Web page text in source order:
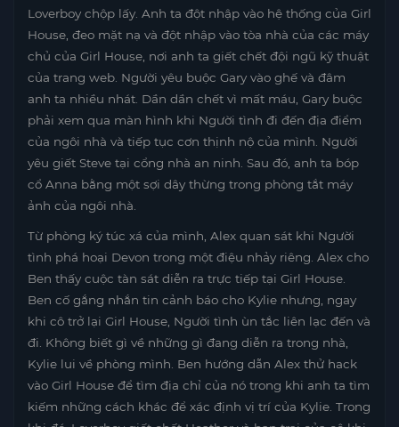
Loverboy chộp lấy. Anh ta đột nhập vào hệ thống của Girl
House, đeo mặt nạ và đột nhập vào tòa nhà của các máy
chủ của Girl House, nơi anh ta giết chết đội ngũ kỹ thuật
của trang web. Người yêu buộc Gary vào ghế và đâm
anh ta nhiều nhát. Dần dần chết vì mất máu, Gary buộc
phải xem qua màn hình khi Người tình đi đến địa điểm
của ngôi nhà và tiếp tục cơn thịnh nộ của mình. Người
yêu giết Steve tại cổng nhà an ninh. Sau đó, anh ta bóp
cổ Anna bằng một sợi dây thừng trong phòng tắt máy
ảnh của ngôi nhà.
Từ phòng ký túc xá của mình, Alex quan sát khi Người
tình phá hoại Devon trong một điệu nhảy riêng. Alex cho
Ben thấy cuộc tàn sát diễn ra trực tiếp tại Girl House.
Ben cố gắng nhắn tin cảnh báo cho Kylie nhưng, ngay
khi cô trở lại Girl House, Người tình ùn tắc liên lạc đến và
đi. Không biết gì về những gì đang diễn ra trong nhà,
Kylie lui về phòng mình. Ben hướng dẫn Alex thử hack
vào Girl House để tìm địa chỉ của nó trong khi anh ta tìm
kiếm những cách khác để xác định vị trí của Kylie. Trong